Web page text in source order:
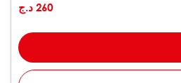
260 د.ج